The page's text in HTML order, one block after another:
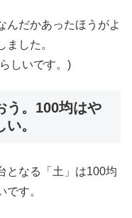
んだかあったほうがよ
した。
しいです。)
う。100均はや
。
となる「土」は100均
す。